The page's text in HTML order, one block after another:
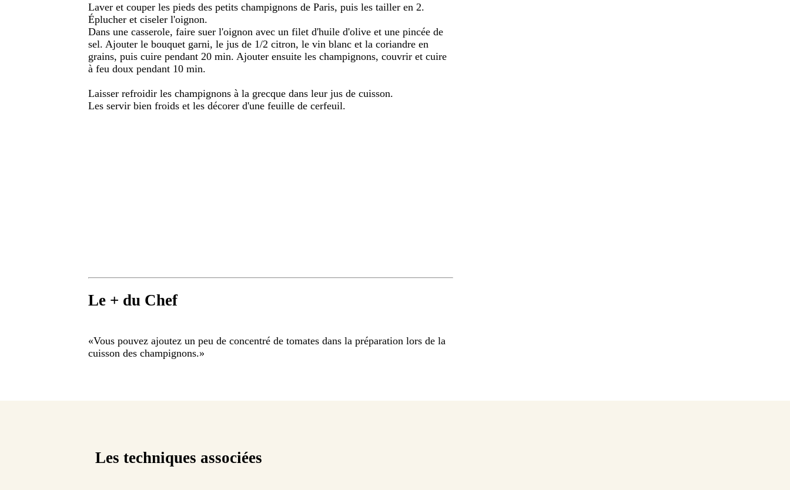
Laver et couper les pieds des petits champignons de Paris, puis les tailler en 2.
Éplucher et ciseler l'oignon.
Dans une casserole, faire suer l'oignon avec un filet d'huile d'olive et une pincée de
sel. Ajouter le bouquet garni, le jus de 1/2 citron, le vin blanc et la coriandre en
grains, puis cuire pendant 20 min. Ajouter ensuite les champignons, couvrir et cuire
à feu doux pendant 10 min.
Laisser refroidir les champignons à la grecque dans leur jus de cuisson.
Les servir bien froids et les décorer d'une feuille de cerfeuil.
Le + du Chef
«Vous pouvez ajoutez un peu de concentré de tomates dans la préparation lors de la
cuisson des champignons.»
Les techniques associées